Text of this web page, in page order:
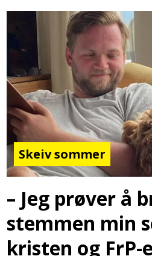
Skeiv sommer
– Jeg prøver å
stemmen min
kristen og FrP-